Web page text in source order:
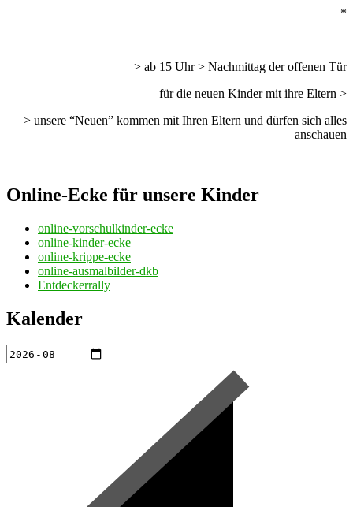
*
> ab 15 Uhr > Nachmittag der offenen Tür
für die neuen Kinder mit ihre Eltern >
> unsere “Neuen” kommen mit Ihren Eltern und dürfen sich alles
anschauen
Online-Ecke für unsere Kinder
online-vorschulkinder-ecke
online-kinder-ecke
online-krippe-ecke
online-ausmalbilder-dkb
Entdeckerrally
Kalender